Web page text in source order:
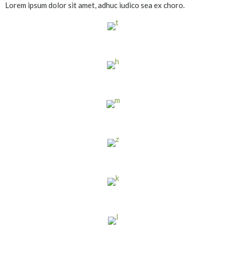
Lorem ipsum dolor sit amet, adhuc iudico sea ex choro.